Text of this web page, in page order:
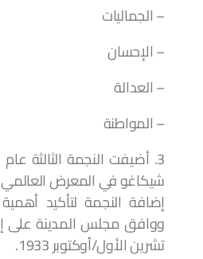
– الجماليات
– الإحسان
– العدالة
– المواطنة
إضافة النجمة لتأكيد
تشرين الأول/أوكتوبر 1933.